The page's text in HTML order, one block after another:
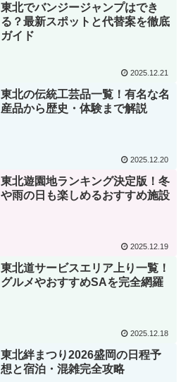
東北でバンジージャンプはでき
る？最新スポットと代替案を徹底
ガイド
2025.12.21
東北の伝統工芸品一覧！有名な名
産品から歴史・体験まで解説
2025.12.20
東北遊園地ランキング決定版！冬
や雨の日も楽しめるおすすめ施設
2025.12.19
東北道サービスエリア上り一覧！
グルメやおすすめSAを完全網羅
2025.12.18
東北絆まつり2026盛岡の日程予
想と宿泊・混雑完全攻略